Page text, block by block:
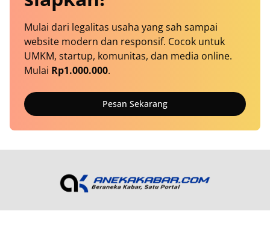
Mulai dari legalitas usaha yang sah sampai
website modern dan responsif. Cocok untuk
UMKM, startup, komunitas, dan media online.
Mulai Rp1.000.000.
Pesan Sekarang